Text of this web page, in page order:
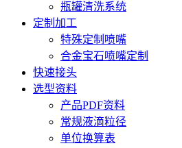
瓶罐清洗系统
定制加工
特殊定制喷嘴
合金宝石喷嘴定制
快速接头
选型资料
产品PDF资料
常规液滴粒径
单位换算表